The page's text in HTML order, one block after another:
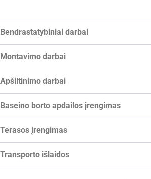
Bendrastatybiniai darbai
Montavimo darbai
Apšiltinimo darbai
Baseino borto apdailos įrengimas
Terasos įrengimas
Transporto išlaidos